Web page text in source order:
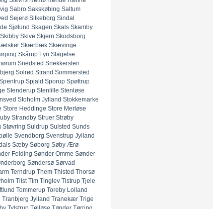
Sabro Sakskøbing Saltum
Sejerø Silkeborg Sindal
Sjølund Skagen Skals Skamby
Skibby Skive Skjern Skodsborg
Skærbæk Skævinge
Skårup Fyn Slagelse
Snedsted Snekkersten
Solrød Strand Sommersted
Spjald Sporup Spøttrup
Stenderup Stenlille Stenløse
Stoholm Jylland Stokkemarke
Store Heddinge Store Merløse
Strandby Struer Strøby
Støvring Suldrup Sulsted Sunds
Svendborg Svenstrup Jylland
Sæby Søborg Søby Ærø
Felding Sønder Omme Sønder
Søndersø Sørvad
Terndrup Them Thisted Thorsø
Tilst Tim Tinglev Tistrup Tjele
Tommerup Toreby Lolland
Tranbjerg Jylland Tranekær Trige